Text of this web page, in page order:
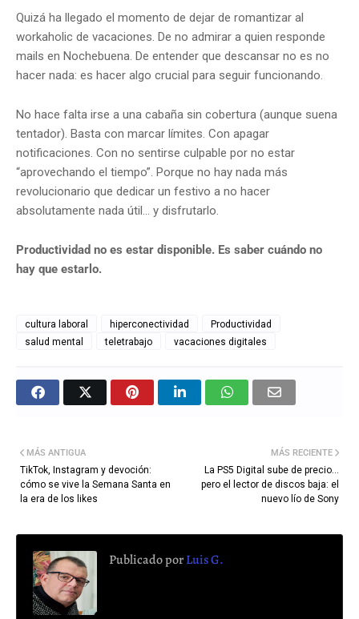
Quizá ha llegado el momento de dejar de romantizar al
workaholic de vacaciones. De no admirar a quien responde
mails en Nochebuena. De entender que descansar no es no
hacer nada: es hacer algo crucial para seguir funcionando.
No hace falta irse a una cabaña sin cobertura (aunque suena
tentador). Basta con marcar límites. Con apagar
notificaciones. Con no sentirse culpable por no estar
“aprovechando el tiempo”. Porque no hay nada más
revolucionario que dedicar un festivo a no hacer
absolutamente nada útil… y disfrutarlo.
Productividad no es estar disponible. Es saber cuándo no
hay que estarlo.
cultura laboral hiperconectividad
Productividad
salud mental
teletrabajo vacaciones digitales
MÁS RECIENTE
La PS5 Digital sube de precio...
pero el lector de discos baja: el
nuevo lío de Sony
MÁS ANTIGUA
TikTok, Instagram y devoción:
cómo se vive la Semana Santa en
la era de los likes
Publicado porLuis G.